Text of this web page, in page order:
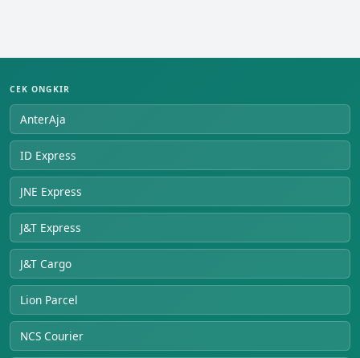
CEK ONGKIR
AnterAja
ID Express
JNE Express
J&T Express
J&T Cargo
Lion Parcel
NCS Courier